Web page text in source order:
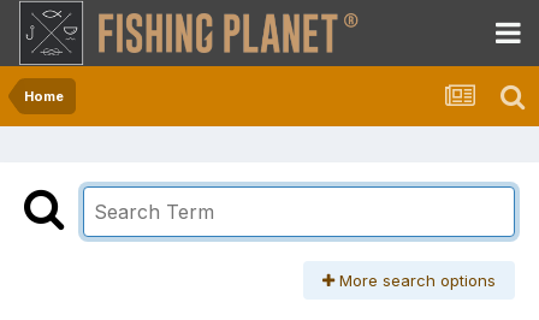
Home
More search options